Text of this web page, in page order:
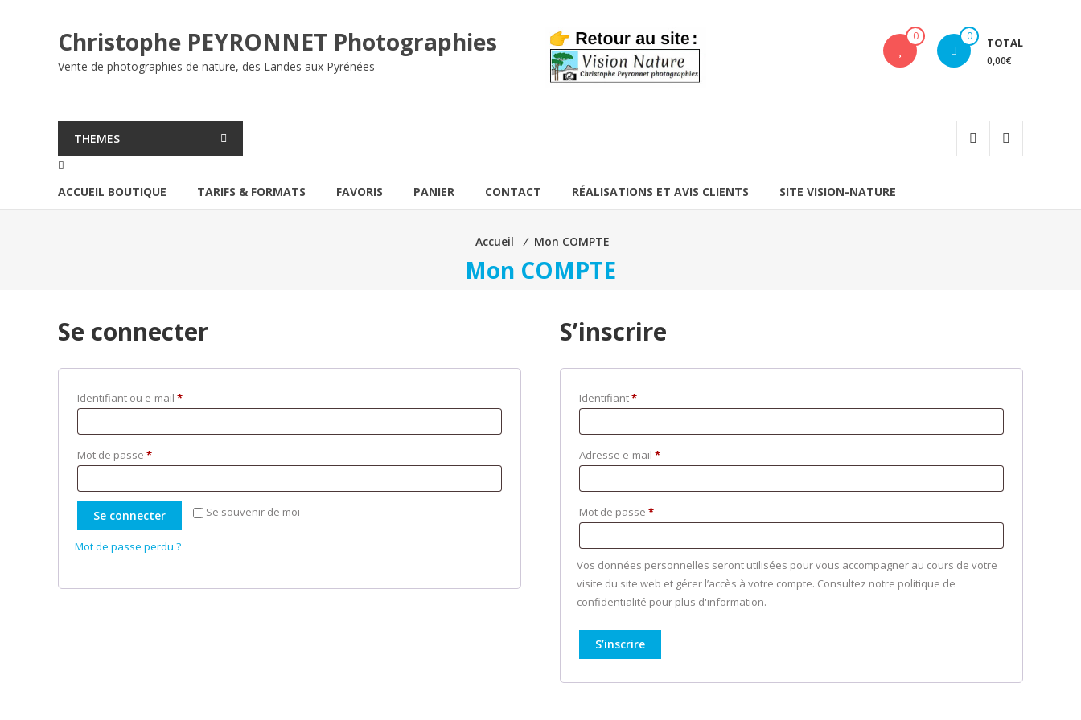
Christophe PEYRONNET Photographies
Vente de photographies de nature, des Landes aux Pyrénées
0 0 TOTAL
0,00€
THEMES
ACCUEIL BOUTIQUE TARIFS & FORMATS FAVORIS PANIER CONTACT RÉALISATIONS ET AVIS CLIENTS SITE VISION-NATURE
Accueil ⁄ Mon COMPTE
Mon COMPTE
Se connecter
Identifiant ou e-mail *Obligatoire
Mot de passe *Obligatoire
Se souvenir de moi
Se connecter
Mot de passe perdu ?
S’inscrire
Identifiant*Obligatoire
Adresse e-mail *Obligatoire
Mot de passe *Obligatoire
Vos données personnelles seront utilisées pour vous accompagner au cours de votre
visite du site web et gérer l’accès à votre compte. Consultez notre politique de
confidentialité pour plus d'information.
S’inscrire